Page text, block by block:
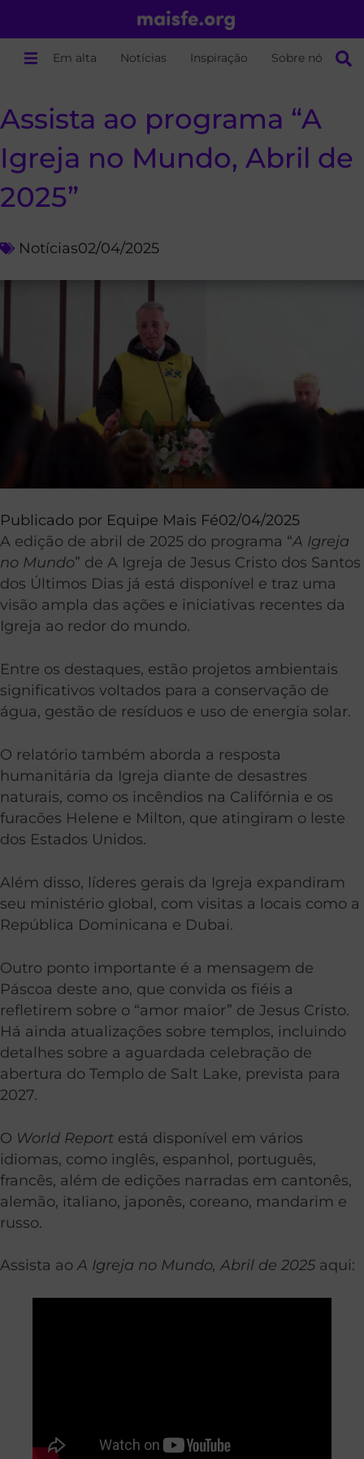
Em alta Notícias Inspiração Sobre nós
Assista ao programa “A
Igreja no Mundo, Abril de
2025”
Notícias02/04/2025
Publicado por Equipe Mais Fé02/04/2025
A edição de abril de 2025 do programa “A Igreja
no Mundo” de A Igreja de Jesus Cristo dos Santos
dos Últimos Dias já está disponível e traz uma
visão ampla das ações e iniciativas recentes da
Igreja ao redor do mundo.
Entre os destaques, estão projetos ambientais
significativos voltados para a conservação de
água, gestão de resíduos e uso de energia solar.
O relatório também aborda a resposta
humanitária da Igreja diante de desastres
naturais, como os incêndios na Califórnia e os
furacões Helene e Milton, que atingiram o leste
dos Estados Unidos.
Além disso, líderes gerais da Igreja expandiram
seu ministério global, com visitas a locais como a
República Dominicana e Dubai.
Outro ponto importante é a mensagem de
Páscoa deste ano, que convida os fiéis a
refletirem sobre o “amor maior” de Jesus Cristo.
Há ainda atualizações sobre templos, incluindo
detalhes sobre a aguardada celebração de
abertura do Templo de Salt Lake, prevista para
2027.
O World Report está disponível em vários
idiomas, como inglês, espanhol, português,
francês, além de edições narradas em cantonês,
alemão, italiano, japonês, coreano, mandarim e
russo.
Assista aoA Igreja no Mundo, Abril de 2025 aqui: